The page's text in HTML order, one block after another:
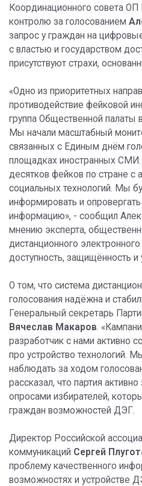
Координационного совета
контролю за голосованием
запрос у граждан на
с властью и государством
присутствуют страхи,
«Одно из приоритетных
противодействие фейковой
группа Общественной палаты
Мы начали масштабный
связанных с Единым днём
площадках иностранных
десятков фейков по стране с
социальных технологий. Мы
информировать и
информацию», - сообщил
мнению эксперта,
дистанционного
доступность, защищённость
О том, что система
голосования надёжна и
Генеральный секретарь
Вячеслав Макаров.
разработчик с нами активно
про устройство технологий.
наблюдать за ходом
рассказал, что партия
опросами избирателей,
граждан возможностей ДЭГ.
Директор Российской
коммуникаций Сергей
проблему качественного
возможностях и устройстве